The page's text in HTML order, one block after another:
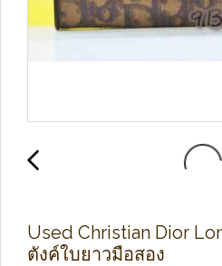
Used Christian Dior
ตังค์ใบยาวมือสอง